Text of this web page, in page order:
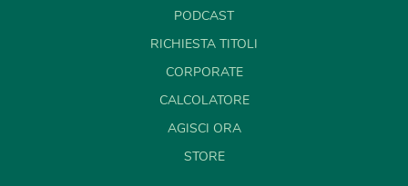
PODCAST
RICHIESTA TITOLI
CORPORATE
CALCOLATORE
AGISCI ORA
STORE